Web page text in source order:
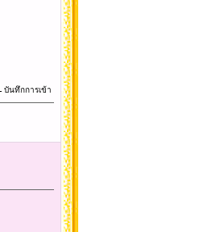
บันทึกการเข้า